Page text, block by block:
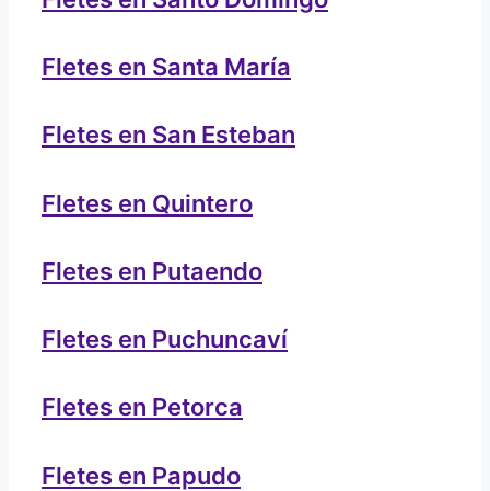
Fletes en Santa María
Fletes en San Esteban
Fletes en Quintero
Fletes en Putaendo
Fletes en Puchuncaví
Fletes en Petorca
Fletes en Papudo